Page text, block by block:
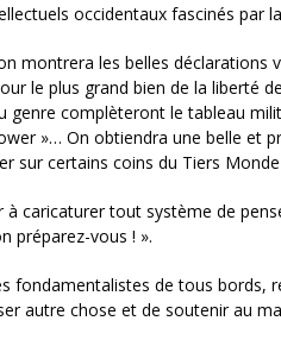
occidentaux fascinés
montrera les belles
le plus grand bien de la liberté
genre complèteront le tableau
»… On obtiendra une belle et
sur certains coins du Tiers
à caricaturer tout système de
préparez-vous ! ».
fondamentalistes de tous bords,
autre chose et de soutenir au